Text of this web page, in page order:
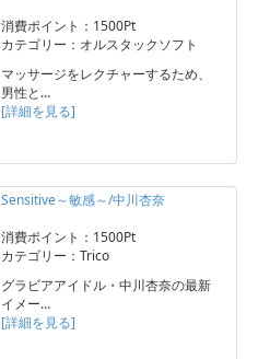
消費ポイント：1500Pt
カテゴリー：オルスタックソフト
マッサージをレクチャーするため、
男性と…
[詳細を見る]
Sensitive～敏感～/中川杏奈
消費ポイント：1500Pt
カテゴリー：Trico
グラビアアイドル・中川杏奈の最新
イメー…
[詳細を見る]